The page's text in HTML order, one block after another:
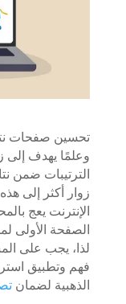
وعلمًا يهدف
الترتيبات ضمن
زوار أكثر إلى
الإنترنت يعج
الصفحة
لذا، يجب على
الذهبية لضمان